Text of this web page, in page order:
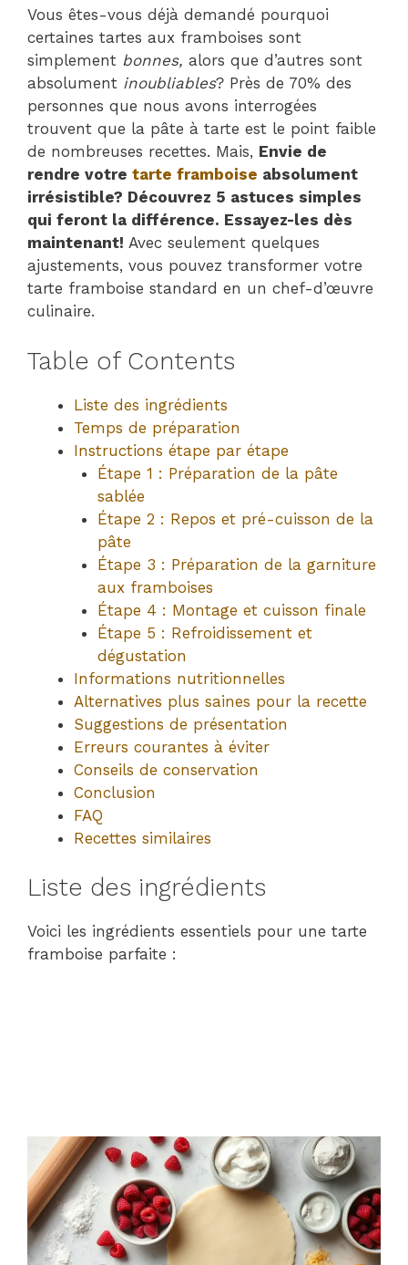
Vous êtes-vous déjà demandé pourquoi
certaines tartes aux framboises sont
simplement bonnes, alors que d’autres sont
absolument inoubliables? Près de 70% des
personnes que nous avons interrogées
trouvent que la pâte à tarte est le point faible
de nombreuses recettes. Mais, Envie de
rendre votre tarte framboise absolument
irrésistible? Découvrez 5 astuces simples
qui feront la différence. Essayez-les dès
maintenant! Avec seulement quelques
ajustements, vous pouvez transformer votre
tarte framboise standard en un chef-d’œuvre
culinaire.
Table of Contents
Liste des ingrédients
Temps de préparation
Instructions étape par étape
Étape 1 : Préparation de la pâte
sablée
Étape 2 : Repos et pré-cuisson de la
pâte
Étape 3 : Préparation de la garniture
aux framboises
Étape 4 : Montage et cuisson finale
Étape 5 : Refroidissement et
dégustation
Informations nutritionnelles
Alternatives plus saines pour la recette
Suggestions de présentation
Erreurs courantes à éviter
Conseils de conservation
Conclusion
FAQ
Recettes similaires
Liste des ingrédients
Voici les ingrédients essentiels pour une tarte
framboise parfaite :